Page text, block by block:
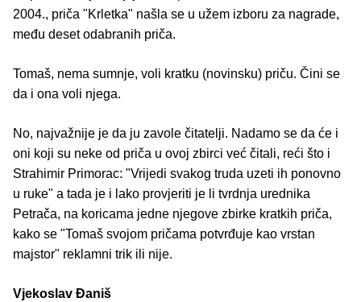
2004., priča "Krletka" našla se u užem izboru za nagrade,
među deset odabranih priča.
Tomaš, nema sumnje, voli kratku (novinsku) priču. Čini se
da i ona voli njega.
No, najvažnije je da ju zavole čitatelji. Nadamo se da će i
oni koji su neke od priča u ovoj zbirci već čitali, reći što i
Strahimir Primorac: "Vrijedi svakog truda uzeti ih ponovno
u ruke" a tada je i lako provjeriti je li tvrdnja urednika
Petrača, na koricama jedne njegove zbirke kratkih priča,
kako se "Tomaš svojom pričama potvrđuje kao vrstan
majstor" reklamni trik ili nije.
Vjekoslav Đaniš